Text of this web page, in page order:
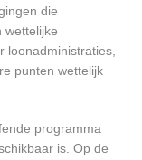
die
wettelijke
loonadministraties,
punten wettelijk
programma
is. Op de